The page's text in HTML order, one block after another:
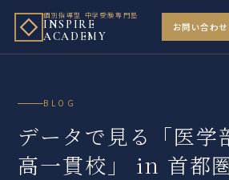
個別指導型 中学受験専門塾
INSPIRE
ACADEMY
お問い合わせ
BLOG
データで見る「医学
高一貫校」 in 首都